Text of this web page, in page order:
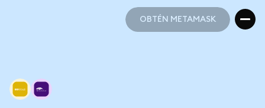
OBTÉN METAMASK